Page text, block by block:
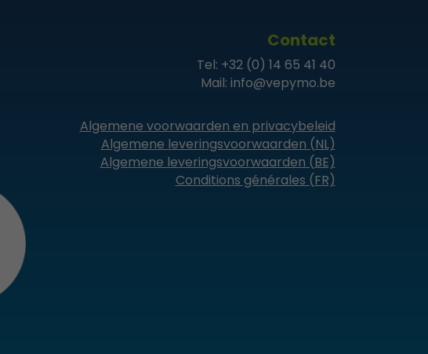
Contact
Tel: +32 (0) 14 65 41 40
Mail: info@vepymo.be
Algemene voorwaarden en privacybeleid
Algemene leveringsvoorwaarden (NL)
Algemene leveringsvoorwaarden (BE)
Conditions générales (FR)